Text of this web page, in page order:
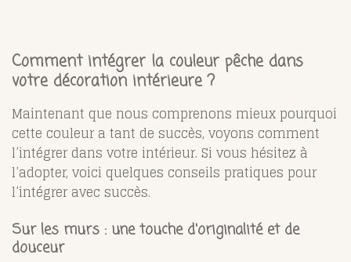
Comment intégrer la couleur pêche dans
votre décoration intérieure ?
Maintenant que nous comprenons mieux pourquoi
cette couleur a tant de succès, voyons comment
l’intégrer dans votre intérieur. Si vous hésitez à
l’adopter, voici quelques conseils pratiques pour
l’intégrer avec succès.
Sur les murs : une touche d'originalité et de
douceur